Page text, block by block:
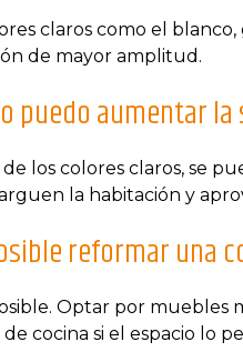
claros como el
de mayor amplitud.
puedo aumentar
los colores claros, se
la habitación y
reformar una
Optar por muebles
de cocina si el espacio lo